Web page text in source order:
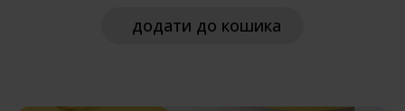
додати до кошика